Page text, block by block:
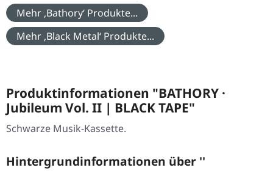
Mehr ‚Bathory‘ Produkte...
Mehr ‚Black Metal‘ Produkte...
Produktinformationen "BATHORY ·
Jubileum Vol. II | BLACK TAPE"
Schwarze Musik-Kassette.
Hintergrundinformationen über ''